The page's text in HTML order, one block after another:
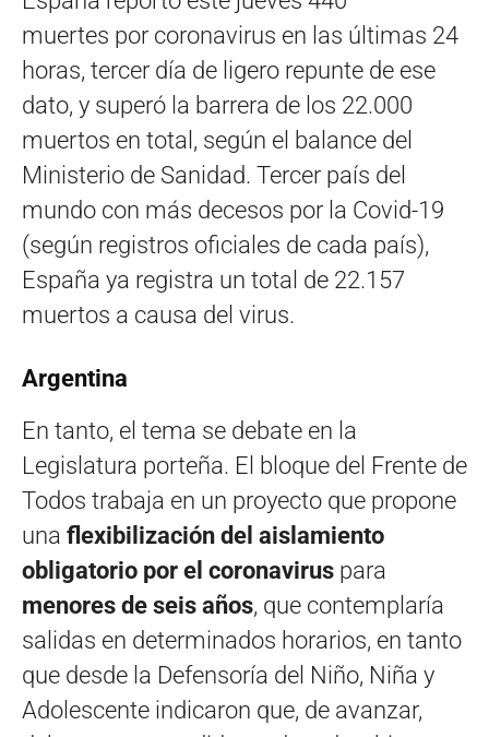
muertes por coronavirus en las últimas 24
horas, tercer día de ligero repunte de ese
dato, y superó la barrera de los 22.000
muertos en total, según el balance del
Ministerio de Sanidad. Tercer país del
mundo con más decesos por la Covid-19
(según registros oficiales de cada país),
España ya registra un total de 22.157
muertos a causa del virus.
Argentina
En tanto, el tema se debate en la
Legislatura porteña. El bloque del Frente de
Todos trabaja en un proyecto que propone
una flexibilización del aislamiento
obligatorio por el coronavirus para
menores de seis años, que contemplaría
salidas en determinados horarios, en tanto
que desde la Defensoría del Niño, Niña y
Adolescente indicaron que, de avanzar,